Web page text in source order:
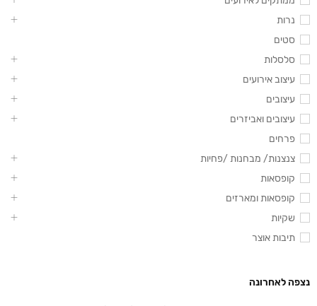
נרות
סטים
סלסלות
עיצוב אירועים
עיצובים
עיצובים ואביזרים
פרחים
צנצנות/ מבחנות /פחיות
קופסאות
קופסאות ומארזים
שקיות
תיבות אוצר
נצפה לאחרונה